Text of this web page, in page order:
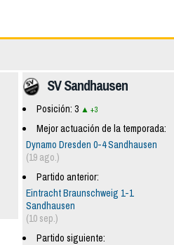
SV Sandhausen
Posición: 3 +3
Mejor actuación de la temporada:
Dynamo Dresden 0-4 Sandhausen
(19 ago.)
Partido anterior:
Eintracht Braunschweig 1-1
Sandhausen
(10 sep.)
Partido siguiente: